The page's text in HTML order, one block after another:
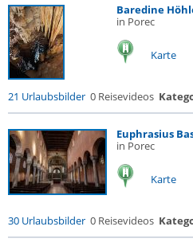
Baredine
in Porec
Karte
21 Urlaubsbilder 0 Reisevideos
Euphrasius
in Porec
Karte
30 Urlaubsbilder 0 Reisevideos